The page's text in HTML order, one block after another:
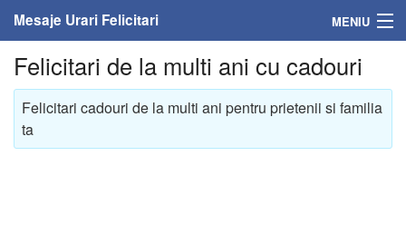
Mesaje Urari Felicitari MENIU
Home
Mesaje
Felicitari
Felicitari de la multi ani cu cadouri
Felicitari cadouri de la multi ani pentru prietenii si familia
ta